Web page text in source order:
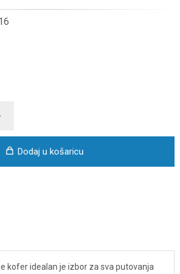
Dodaj u košaricu
kofer idealan je izbor za sva putovanja